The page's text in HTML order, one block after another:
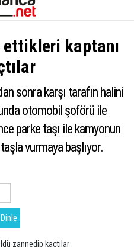
kaptanı
sonra karşı tarafın halini
otomobil şoförü ile
parke taşı ile kamyonun
taşla vurmaya başlıyor.
Dinle